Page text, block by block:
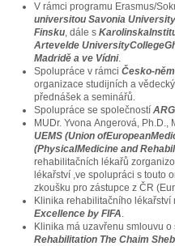
V rámci programu Erasmus/
universitou Savonia
Finsku, dále s
Artevelde
Madridě a ve Vídni.
Spolupráce v rámciČesko-
organizace studijních a
přednášek a seminářů.
Spolupráce se společností
MUDr. Yvona Angerová,
UEMS (Union
(PhysicalMedicine and
rehabilitačních lékařů
lékařství ,ve spolupráci s touto
zkoušku pro zástupce z ČR
Klinika rehabilitačního lékařství
Excellence by FIFA.
Klinika má uzavřenu smlouvu
Rehabilitation The Chaim